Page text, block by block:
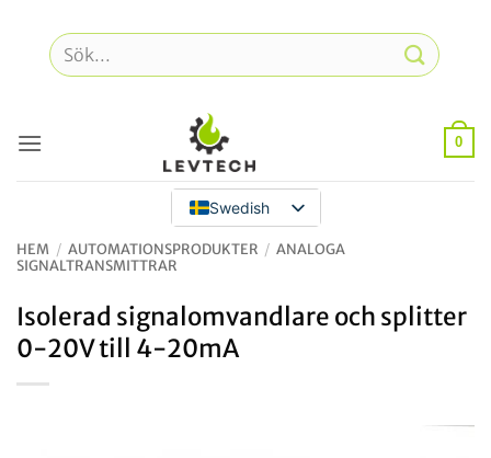
innehåll
Sök
efter:
0
Swedish
HEM / AUTOMATIONSPRODUKTER / ANALOGA
SIGNALTRANSMITTRAR
Isolerad signalomvandlare och splitter
0-20V till 4-20mA